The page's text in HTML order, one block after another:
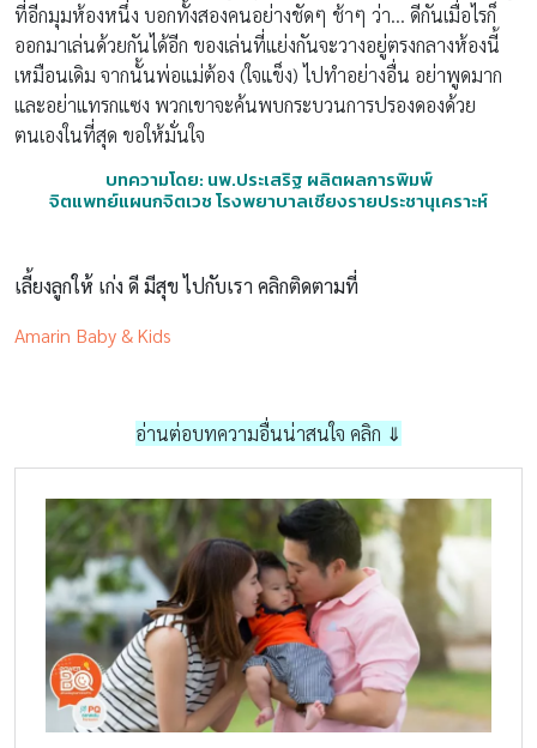
ที่อีกมุมห้องหนึ่ง บอกทั้งสองคนอย่างชัดๆ ช้าๆ ว่า… ดีกันเมื่อไรก็
ออกมาเล่นด้วยกันได้อีก ของเล่นที่แย่งกันจะวางอยู่ตรงกลางห้องนี้
เหมือนเดิม จากนั้นพ่อแม่ต้อง (ใจแข็ง) ไปทำอย่างอื่น อย่าพูดมาก
และอย่าแทรกแซง พวกเขาจะค้นพบกระบวนการปรองดองด้วย
ตนเองในที่สุด ขอให้มั่นใจ
บทความโดย: นพ.ประเสริฐ ผลิตผลการพิมพ์
จิตแพทย์แผนกจิตเวช โรงพยาบาลเชียงรายประชานุเคราะห์
เลี้ยงลูกให้ เก่ง ดี มีสุข ไปกับเรา คลิกติดตามที่
Amarin Baby & Kids
อ่านต่อบทความอื่นน่าสนใจ คลิก ⇓